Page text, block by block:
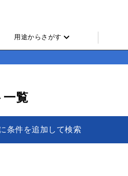
用途からさがす
一覧
条件を追加して検索